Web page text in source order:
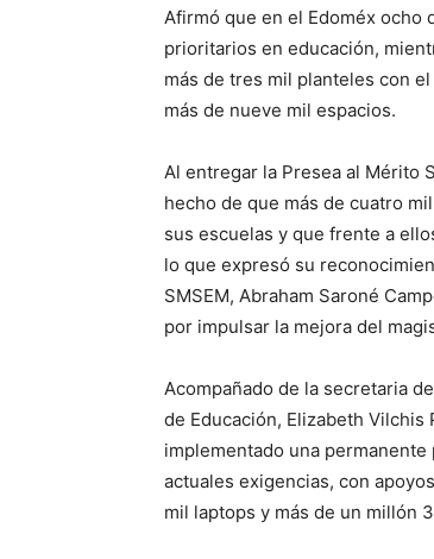
Afirmó que en el Edoméx ocho
prioritarios en educación,
más de tres mil planteles con
más de nueve mil espacios.
Al entregar la Presea al Mérito
hecho de que más de cuatro
sus escuelas y que frente a
lo que expresó su
SMSEM, Abraham Saroné
por impulsar la mejora del
Acompañado de la secretaria
de Educación, Elizabeth
implementado una
actuales exigencias, con
mil laptops y más de un millón